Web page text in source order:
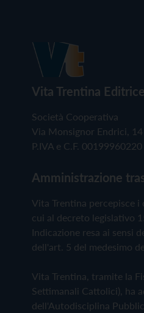
Vita Trentina Editrice
Società Cooperativa
Via Monsignor Endrici,
P.IVA e C.F. 00199960220
Amministrazione
Vita Trentina percepisce
cui al decreto legislativo
Indicazione resa ai sensi
dell'art. 5 del medesimo
Vita Trentina, tramite la
Settimanali Cattolici), ha
dell'Autodisciplina